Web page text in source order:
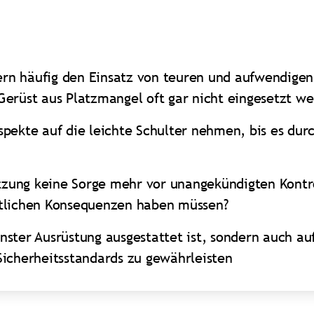
häufig den Einsatz von teuren und
aus Platzmangel oft gar nicht eingesetzt
auf die leichte Schulter nehmen, bis es
keine Sorge mehr vor unangekündigten
Konsequenzen haben müssen?
Ausrüstung ausgestattet ist, sondern auch
zu gewährleisten